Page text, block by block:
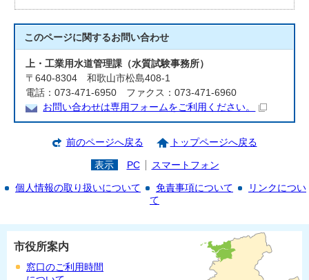
このページに関するお問い合わせ
上・工業用水道管理課（水質試験事務所）
〒640-8304 和歌山市松島408-1
電話：073-471-6950 ファクス：073-471-6960
お問い合わせは専用フォームをご利用ください。
前のページへ戻る トップページへ戻る
表示 PC スマートフォン
個人情報の取り扱いについて 免責事項について
リンクについ
て
市役所案内
窓口のご利用時間